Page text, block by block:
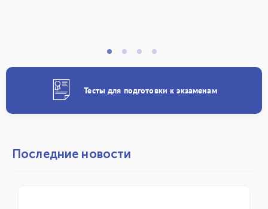
Тесты для подготовки к экзаменам
Последние новости